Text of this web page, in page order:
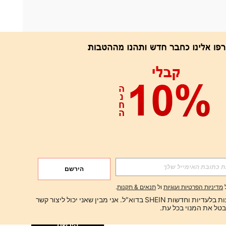
אפליקציה
הירשם
הירשם
הירשם
מדיניות הפרטיות ועוגיות ול תנאים & תקנות.
ברצוני לקבל הצעות בלעדיות וחדשות SHEIN בדוא"ל. אני מבין שאני יכול ליצור קשר